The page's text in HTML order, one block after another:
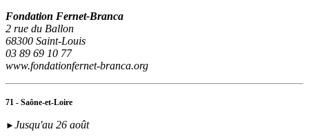
Fondation Fernet-Branca
2 rue du Ballon
68300 Saint-Louis
03 89 69 10 77
www.fondationfernet-branca.org
71 - Saône-et-Loire
► Jusqu'au 26 août